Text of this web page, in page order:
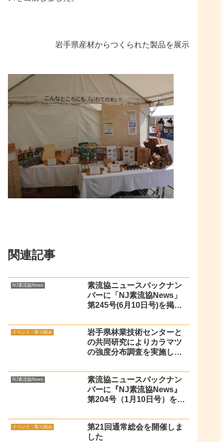
岩手県産材からつくられた製品を展示
関連記事
NJ素流協News
素流協ニュースバックナン
バーに「NJ素流協News」
第245号(6月10日号)を掲載
イベント・取り組み
岩手県林業技術センターと
の共同研究によりカラマツ
の強度分布調査を実施しま
NJ素流協News
素流協ニュースバックナン
バーに『NJ素流協News』
第204号（1月10日号）を掲
日）
イベント・取り組み
第21回通常総会を開催しま
した